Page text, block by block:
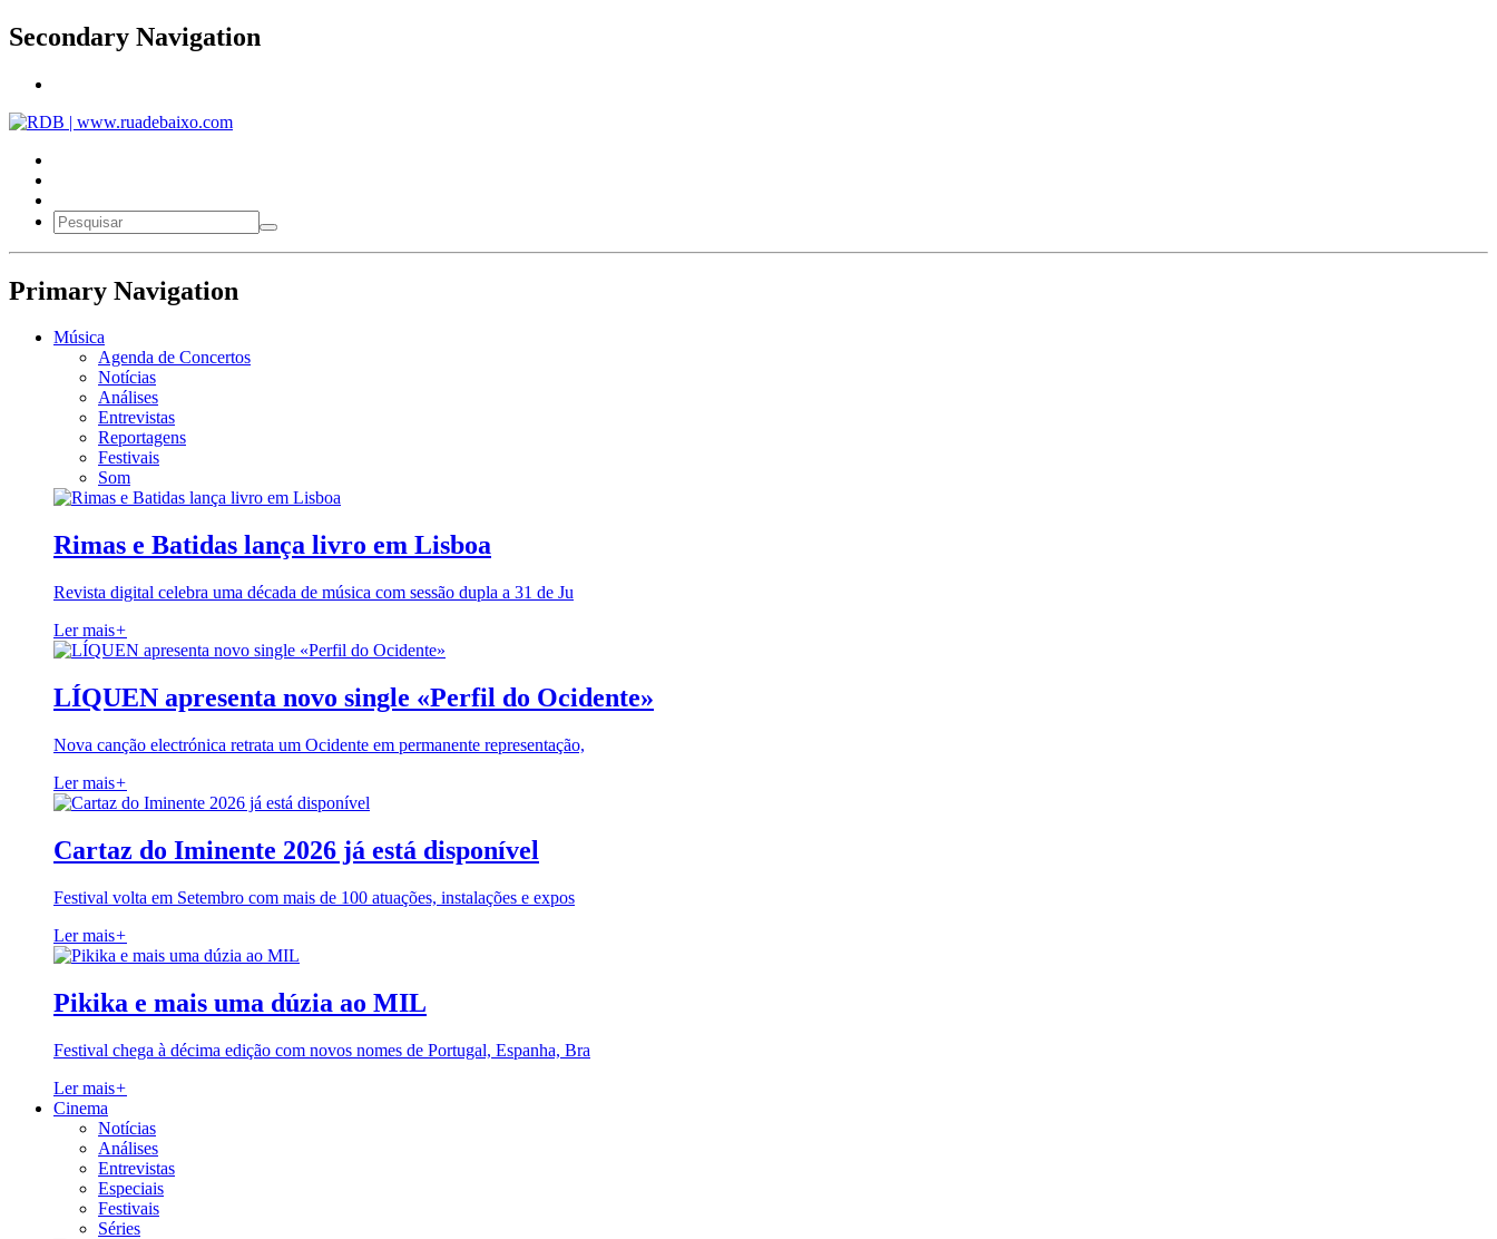
Secondary Navigation
Primary Navigation
Música
Agenda de Concertos
Notícias
Análises
Entrevistas
Reportagens
Festivais
Som
Rimas e Batidas lança livro em Lisboa
Revista digital celebra uma década de música com sessão dupla a 31 de Ju
Ler mais+
LÍQUEN apresenta novo single «Perfil do Ocidente»
Nova canção electrónica retrata um Ocidente em permanente representação,
Ler mais+
Cartaz do Iminente 2026 já está disponível
Festival volta em Setembro com mais de 100 atuações, instalações e expos
Ler mais+
Pikika e mais uma dúzia ao MIL
Festival chega à décima edição com novos nomes de Portugal, Espanha, Bra
Ler mais+
Cinema
Notícias
Análises
Entrevistas
Especiais
Festivais
Séries